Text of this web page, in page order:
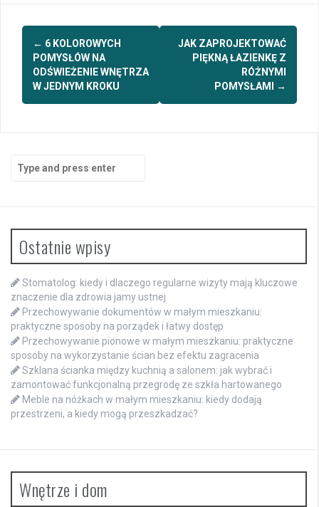
Post
navigation
← 6 KOLOROWYCH
POMYSŁÓW NA
ODŚWIEŻENIE WNĘTRZA
W JEDNYM KROKU
JAK ZAPROJEKTOWAĆ
PIĘKNĄ ŁAZIENKĘ Z
RÓŻNYMI
POMYSŁAMI →
for:
Ostatnie wpisy
Stomatolog: kiedy i dlaczego regularne wizyty mają kluczowe
znaczenie dla zdrowia jamy ustnej
Przechowywanie dokumentów w małym mieszkaniu:
praktyczne sposoby na porządek i łatwy dostęp
Przechowywanie pionowe w małym mieszkaniu: praktyczne
sposoby na wykorzystanie ścian bez efektu zagracenia
Szklana ścianka między kuchnią a salonem: jak wybrać i
zamontować funkcjonalną przegrodę ze szkła hartowanego
Meble na nóżkach w małym mieszkaniu: kiedy dodają
przestrzeni, a kiedy mogą przeszkadzać?
Wnętrze i dom